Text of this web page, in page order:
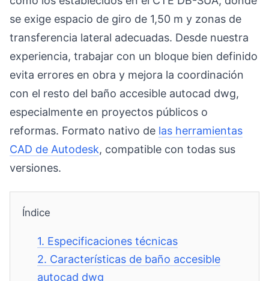
se exige espacio de giro de 1,50 m y zonas de
transferencia lateral adecuadas. Desde nuestra
experiencia, trabajar con un bloque bien definido
evita errores en obra y mejora la coordinación
con el resto del baño accesible autocad dwg,
especialmente en proyectos públicos o
reformas. Formato nativo de las herramientas
CAD de Autodesk, compatible con todas sus
versiones.
Índice
1. Especificaciones técnicas
2. Características de baño accesible
autocad dwg